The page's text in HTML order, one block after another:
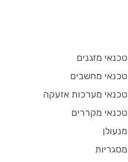
טכנאי מזגנים
טכנאי מחשבים
טכנאי מערכות אזעקה
טכנאי מקררים
מנעולן
מסגריות